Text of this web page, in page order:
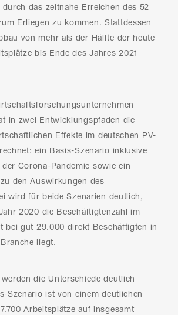
das zeitnahe Erreichen des 52
Erliegen zu kommen. Stattdessen
von mehr als der Hälfte der heute
bis Ende des Jahres 2021
in zwei Entwicklungspfaden die
Effekte im deutschen PV-
ein Basis-Szenario inklusive
Corona-Pandemie sowie ein
den Auswirkungen des
wird für beide Szenarien deutlich,
2020 die Beschäftigtenzahl im
bei gut 29.000 direkt Beschäftigten in
liegt.
die Unterschiede deutlich
Szenario ist von einem deutlichen
Arbeitsplätze auf insgesamt